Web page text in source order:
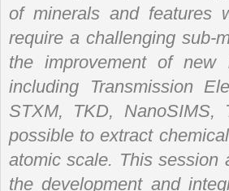
of minerals and features
require a challenging sub-
the improvement of new
including Transmission
STXM, TKD,
possible to extract
atomic scale. This session
the development and